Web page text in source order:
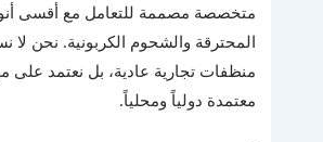
متخصصة مصممة للتعامل مع أقسى
المحترقة والشحوم الكربونية. نحن لا
منظفات تجارية عادية، بل نعتمد على
معتمدة دولياً ومحلياً.